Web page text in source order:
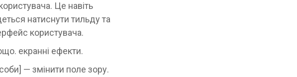
Це навіть
натиснути тильду та
користувача.
екранні ефекти.
— змінити поле зору.